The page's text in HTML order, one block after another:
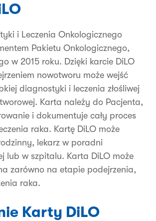
i Leczenia Onkologicznego
Pakietu Onkologicznego,
w 2015 roku. Dzięki karcie DiLO
nowotworu może wejść
diagnostyki i leczenia złośliwej
Karta należy do Pacjenta,
i dokumentuje cały proces
raka. Kartę DiLO może
lekarz w poradni
lub w szpitalu. Karta DiLO może
zarówno na etapie podejrzenia,
raka.
Karty DiLO